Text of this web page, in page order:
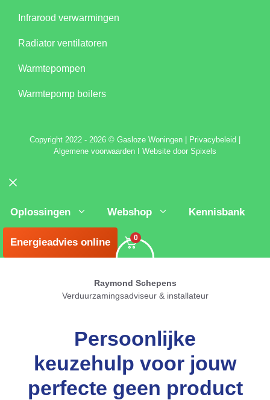
Infrarood verwarmingen
Radiator ventilatoren
Warmtepompen
Warmtepomp boilers
Copyright 2022 - 2026 © Gasloze Woningen | Privacybeleid |
Algemene voorwaarden I Website door Spixels
Oplossingen
Webshop Kennisbank
Energieadvies online 0
Raymond Schepens
Verduurzamingsadviseur & installateur
Persoonlijke
keuzehulp voor jouw
perfecte geen product